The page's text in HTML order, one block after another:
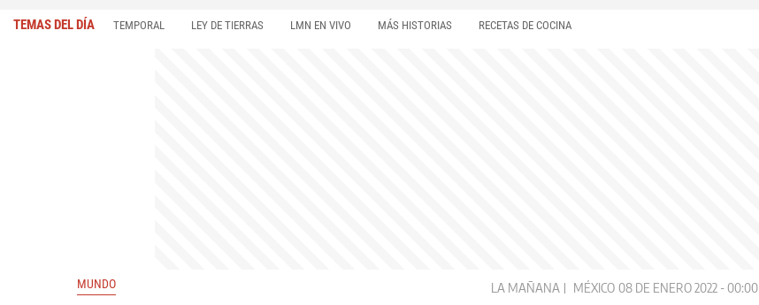
TEMAS DEL DÍA TEMPORAL LEY DE TIERRAS LMN EN VIVO MÁS HISTORIAS RECETAS DE COCINA
MUNDO LA MAÑANA MÉXICO 08 DE ENERO 2022 - 00:00